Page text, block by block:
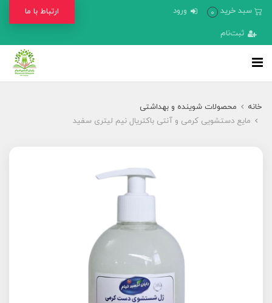
سبد خرید 0 ورود
ثبت‌نام
ارتباط با ما
خانه
محصولات شوینده و بهداشتی
مایع دستشویی کرمی و آنتی باکتریال نیم لیتری سفید